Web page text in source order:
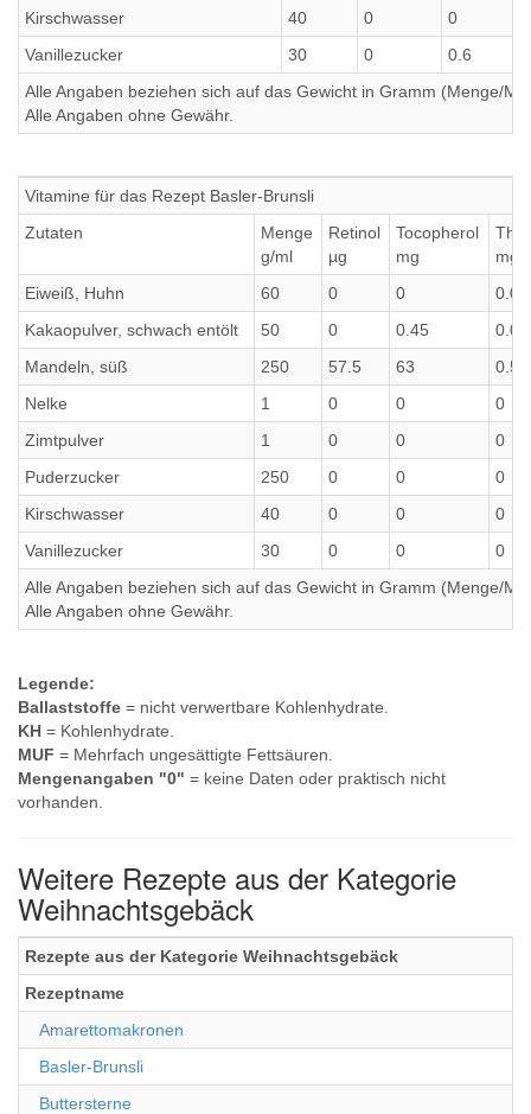
Kirschwasser
40 0 0
Vanillezucker
30 0 0.6
Alle Angaben beziehen sich auf das Gewicht in Gramm (Menge/
Alle Angaben ohne Gewähr.
Vitamine für das Rezept Basler-Brunsli
Zutaten
Menge
g/ml
Retinol
µg
Tocopherol
mg
mg
Eiweiß, Huhn
60 0 0
Kakaopulver, schwach entölt
50 0 0.45
0.05
Mandeln, süß
250 57.5 63
0.55
Nelke
1 0 0
0
Zimtpulver
1 0 0
0
Puderzucker
250 0 0
0
Kirschwasser
40 0 0
0
Vanillezucker
30 0 0
0
Alle Angaben beziehen sich auf das Gewicht in Gramm (Menge/
Alle Angaben ohne Gewähr.
Legende:
Ballaststoffe = nicht verwertbare Kohlenhydrate.
KH = Kohlenhydrate.
MUF = Mehrfach ungesättigte Fettsäuren.
Mengenangaben "0" = keine Daten oder praktisch nicht
vorhanden.
Weitere Rezepte aus der Kategorie
Weihnachtsgebäck
Rezepte aus der Kategorie Weihnachtsgebäck
Rezeptname
Amarettomakronen
Basler-Brunsli
Buttersterne